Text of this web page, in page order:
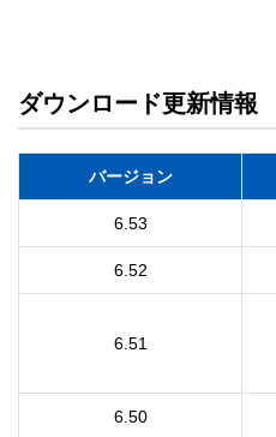
ダウンロード更新情報
バージョン
6.53
6.52
6.51
6.50